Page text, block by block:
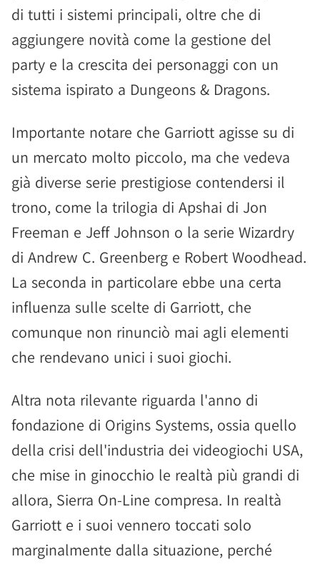
di tutti i sistemi principali, oltre che di
aggiungere novità come la gestione del
party e la crescita dei personaggi con un
sistema ispirato a Dungeons & Dragons.
Importante notare che Garriott agisse su di
un mercato molto piccolo, ma che vedeva
già diverse serie prestigiose contendersi il
trono, come la trilogia di Apshai di Jon
Freeman e Jeff Johnson o la serie Wizardry
di Andrew C. Greenberg e Robert Woodhead.
La seconda in particolare ebbe una certa
influenza sulle scelte di Garriott, che
comunque non rinunciò mai agli elementi
che rendevano unici i suoi giochi.
Altra nota rilevante riguarda l'anno di
fondazione di Origins Systems, ossia quello
della crisi dell'industria dei videogiochi USA,
che mise in ginocchio le realtà più grandi di
allora, Sierra On-Line compresa. In realtà
Garriott e i suoi vennero toccati solo
marginalmente dalla situazione, perché